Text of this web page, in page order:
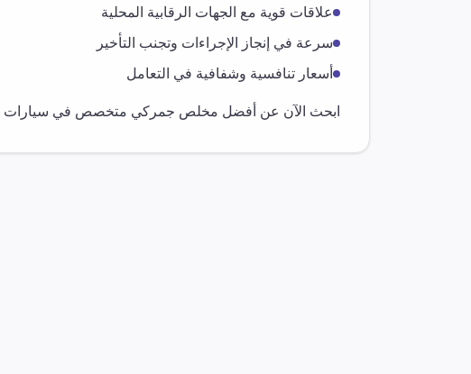
علاقات قوية مع الجهات الرقابية المحلية
سرعة في إنجاز الإجراءات وتجنب التأخير
أسعار تنافسية وشفافية في التعامل
ابحث الآن عن أفضل مخلص جمركي متخصص في سيارات